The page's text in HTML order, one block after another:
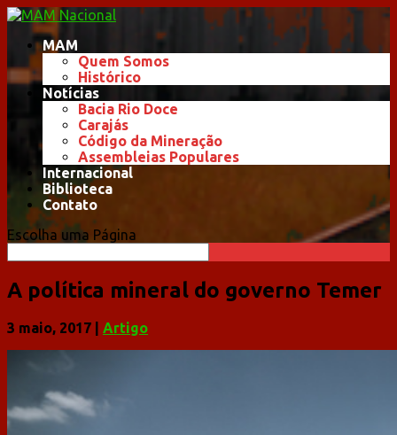
MAM
Quem Somos
Histórico
Notícias
Bacia Rio Doce
Carajás
Código da Mineração
Assembleias Populares
Internacional
Biblioteca
Contato
Escolha uma Página
A política mineral do governo Temer
3 maio, 2017 Artigo